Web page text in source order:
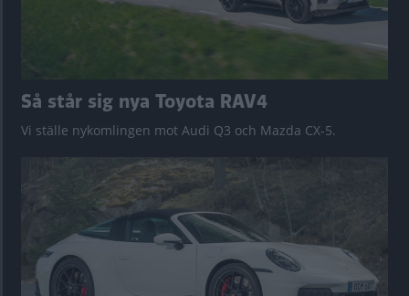
Så står sig nya Toyota RAV4
Vi ställe nykomlingen mot Audi Q3 och Mazda CX-5.